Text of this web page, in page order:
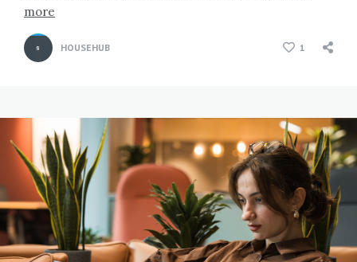
more
HOUSEHUB 1